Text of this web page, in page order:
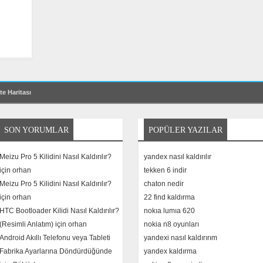
Haritası
SON YORUMLAR
Meizu Pro 5 Kilidini Nasıl Kaldırılır?
için orhan
Meizu Pro 5 Kilidini Nasıl Kaldırılır?
için orhan
HTC Bootloader Kilidi Nasıl Kaldırılır?
(Resimli Anlatım) için orhan
Android Akıllı Telefonu veya Tableti
Fabrika Ayarlarına Döndürdüğünde
POPÜLER YAZILAR
yandex nasıl kaldırılır
tekken 6 indir
chaton nedir
22 find kaldırma
nokıa lumıa 620
nokia n8 oyunları
yandexi nasıl kaldırırım
yandex kaldırma